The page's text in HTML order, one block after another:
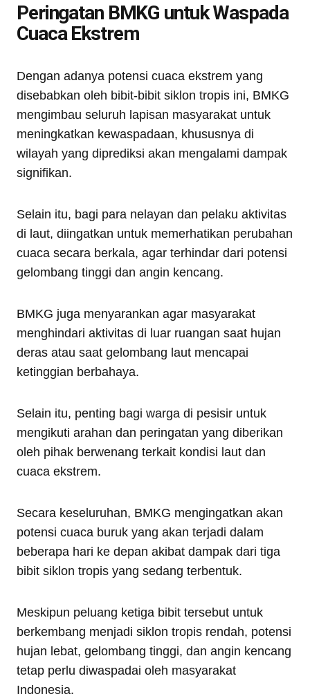
Peringatan BMKG untuk Waspada
Cuaca Ekstrem
Dengan adanya potensi cuaca ekstrem yang
disebabkan oleh bibit-bibit siklon tropis ini, BMKG
mengimbau seluruh lapisan masyarakat untuk
meningkatkan kewaspadaan, khususnya di
wilayah yang diprediksi akan mengalami dampak
signifikan.
Selain itu, bagi para nelayan dan pelaku aktivitas
di laut, diingatkan untuk memerhatikan perubahan
cuaca secara berkala, agar terhindar dari potensi
gelombang tinggi dan angin kencang.
BMKG juga menyarankan agar masyarakat
menghindari aktivitas di luar ruangan saat hujan
deras atau saat gelombang laut mencapai
ketinggian berbahaya.
Selain itu, penting bagi warga di pesisir untuk
mengikuti arahan dan peringatan yang diberikan
oleh pihak berwenang terkait kondisi laut dan
cuaca ekstrem.
Secara keseluruhan, BMKG mengingatkan akan
potensi cuaca buruk yang akan terjadi dalam
beberapa hari ke depan akibat dampak dari tiga
bibit siklon tropis yang sedang terbentuk.
Meskipun peluang ketiga bibit tersebut untuk
berkembang menjadi siklon tropis rendah, potensi
hujan lebat, gelombang tinggi, dan angin kencang
tetap perlu diwaspadai oleh masyarakat
Indonesia.